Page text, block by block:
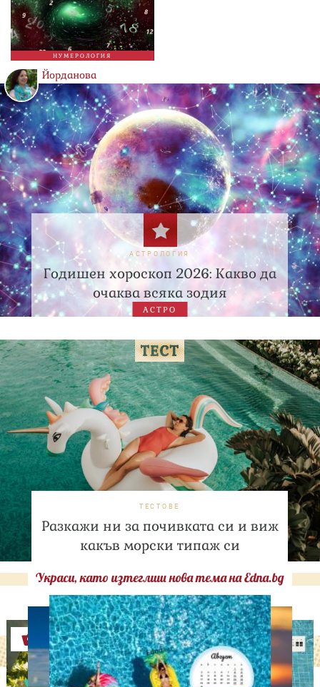
НУМЕРОЛОГИЯ
Йорданова
АСТРОЛОГИЯ
Годишен хороскоп 2026: Какво да
очаква всяка зодия
АСТРО
ТЕСТОВЕ
Разкажи ни за почивката си и виж
какъв морски типаж си
Украси, като изтеглиш нова тема на Edna.bg
Оферти